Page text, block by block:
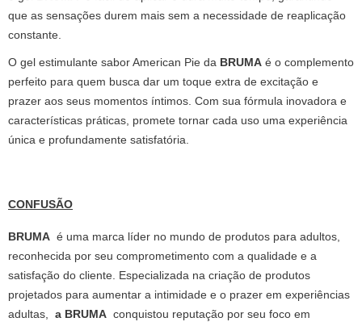
que as sensações durem mais sem a necessidade de reaplicação
constante.
O gel estimulante sabor American Pie da BRUMA é o complemento
perfeito para quem busca dar um toque extra de excitação e
prazer aos seus momentos íntimos. Com sua fórmula inovadora e
características práticas, promete tornar cada uso uma experiência
única e profundamente satisfatória.
CONFUSÃO
BRUMA é uma marca líder no mundo de produtos para adultos,
reconhecida por seu comprometimento com a qualidade e a
satisfação do cliente. Especializada na criação de produtos
projetados para aumentar a intimidade e o prazer em experiências
adultas, a BRUMA conquistou reputação por seu foco em